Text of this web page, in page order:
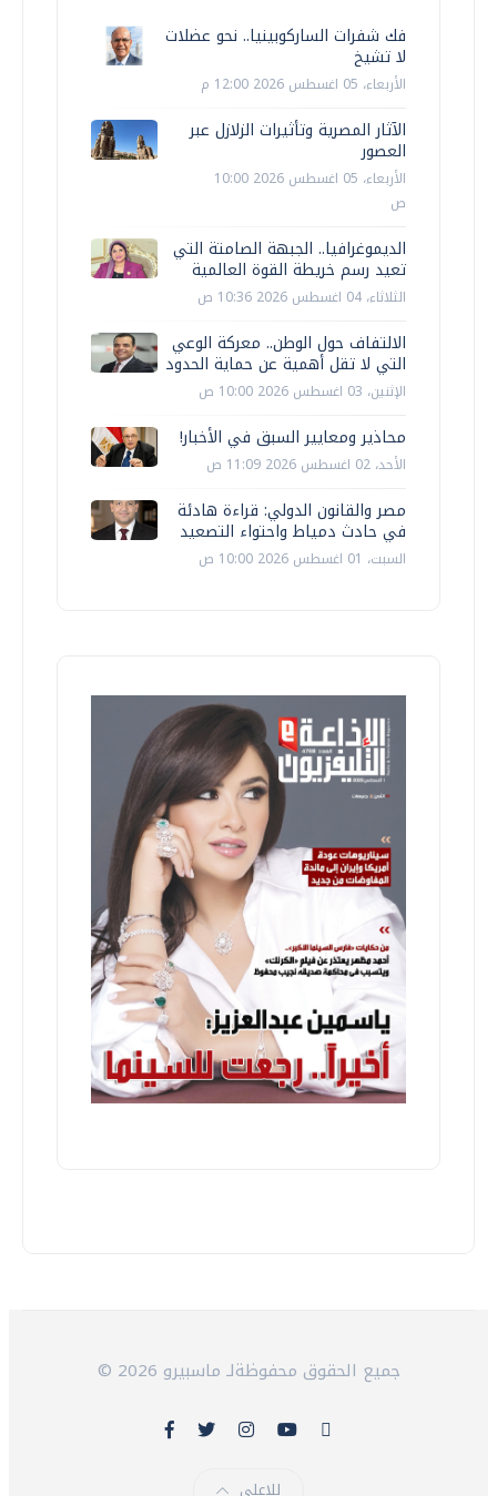
فك شفرات الساركوبينيا.. نحو عضلات
لا تشيخ
الأربعاء، 05 اغسطس 2026 12:00 م
الآثار المصرية وتأثيرات الزلازل عبر
العصور
الأربعاء، 05 اغسطس 2026 10:00
ص
الديموغرافيا.. الجبهة الصامتة التي
تعيد رسم خريطة القوة العالمية
الثلاثاء، 04 اغسطس 2026 10:36 ص
الالتفاف حول الوطن.. معركة الوعي
التي لا تقل أهمية عن حماية الحدود
الإثنين، 03 اغسطس 2026 10:00 ص
محاذير ومعايير السبق في الأخبار!
الأحد، 02 اغسطس 2026 11:09 ص
مصر والقانون الدولي: قراءة هادئة
في حادث دمياط واحتواء التصعيد
السبت، 01 اغسطس 2026 10:00 ص
© 2026 جميع الحقوق محفوظةلـ ماسبيرو
للاعلى